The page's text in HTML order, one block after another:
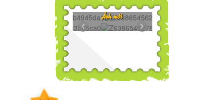
Z6386545278606...
Ảnh mới